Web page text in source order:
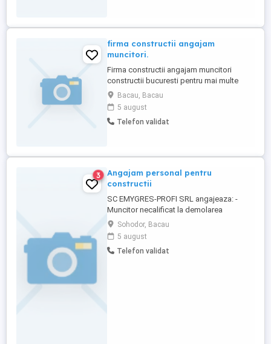
firma constructii angajam
muncitori.
Firma constructii angajam muncitori
constructii bucuresti pentru mai multe
detalii vb la telefon.
Bacau, Bacau
5 august
Telefon validat
3
Angajam personal pentru
constructii
SC EMYGRES-PROFI SRL angajeaza: -
Muncitor necalificat la demolarea
clădirilor, căptușeli zidărie, plăci mozaic,
faianță, gresie, parchet
Sohodor, Bacau
5 august
Telefon validat